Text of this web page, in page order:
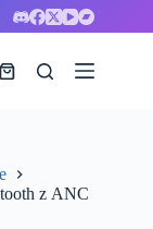
Koszyk
z ANC